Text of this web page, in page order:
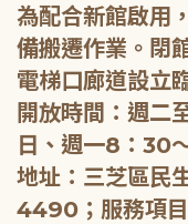
為配合新館啟用
備搬遷作業。閉
電梯口廊道設立
開放時間：週二
日、週一8：30
地址：三芝區民
4490；服務項